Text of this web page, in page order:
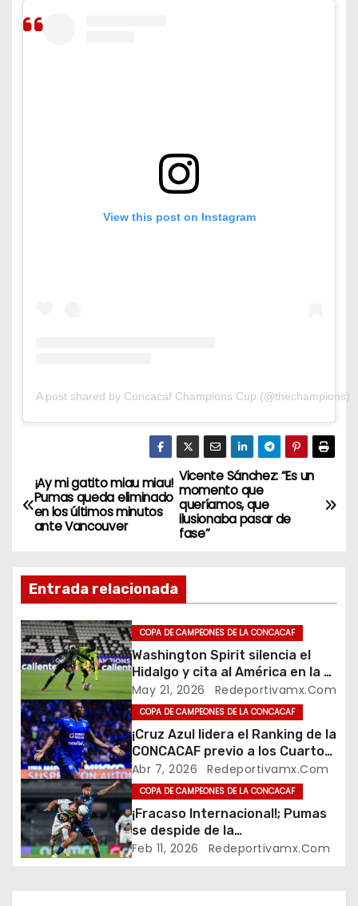
View this post on Instagram
A post shared by Concacaf Champions Cup (@thechampions)
N
a
e
g
a
c
i
ó
n
d
e
Vicente Sánchez: “Es un
momento que
queríamos, que
ilusionaba pasar de
fase”
¡Ay mi gatito miau miau!
Pumas queda eliminado
en los últimos minutos
ante Vancouver
Entrada relacionada
COPA DE CAMPEONES DE LA CONCACAF
Washington Spirit silencia el
Hidalgo y cita al América en la W
Champions Cup
May 21, 2026 Redeportivamx.com
COPA DE CAMPEONES DE LA CONCACAF
¡Cruz Azul lidera el Ranking de la
CONCACAF previo a los Cuartos
de Final de Concachampions
Cup!
Abr 7, 2026 Redeportivamx.com
COPA DE CAMPEONES DE LA CONCACAF
¡Fracaso Internacional!; Pumas
se despide de la
Concachampions Cup en
Feb 11, 2026 Redeportivamx.com